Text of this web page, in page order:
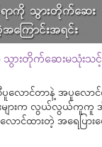
ားတိုက်ဆေးမသုံးသင့်
လောင်တာနဲ့ အပူလောင်
းများက လွယ်လွယ်ကူကူ
င်ထားတဲ့ အရေပြား